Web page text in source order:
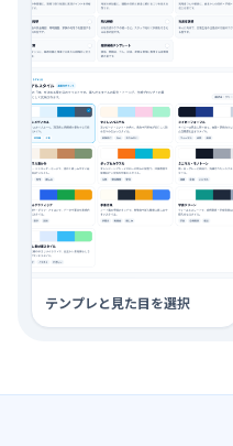
テンプレと見た目を選択